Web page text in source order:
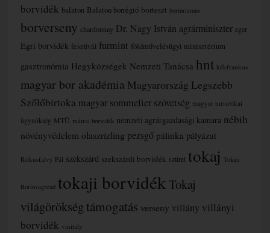
borvidék balaton Balaton borrégió borteszt borturizmus
borverseny chardonnay Dr. Nagy István agrárminiszter eger
Egri borvidék fesztivál furmint földművelésügyi minisztérium
gasztronómia Hegyközségek Nemzeti Tanácsa hnt kékfrankos
magyar bor akadémia Magyarország Legszebb
Szőlőbirtoka magyar sommelier szövetség magyar turisztikai
ügynökség MTÜ mátrai borvidék nemzeti agrárgazdasági kamara nébih
növényvédelem olaszrizling pezsgő pálinka pályázat
Rókusfalvy Pál szekszárd szekszárdi borvidék szüret tokaj Tokaji
Borlovagrend tokaji borvidék Tokaj
világörökségtámogatás verseny villány villányi
borvidék vinitaly